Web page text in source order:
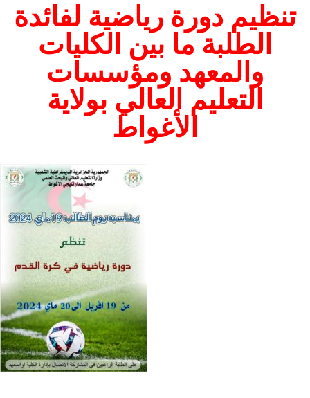
تنظيم دورة رياضية لفائدة
الطلبة ما بين الكليات
والمعهد ومؤسسات
التعليم العالي بولاية
الأغواط